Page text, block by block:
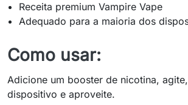
Receita premium Vampire Vape
Adequado para a maioria dos
Como usar:
Adicione um booster de nicotina,
dispositivo e aproveite.